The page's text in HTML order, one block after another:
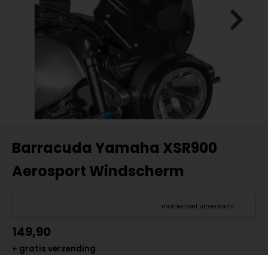
Barracuda Yamaha XSR900
Aerosport Windscherm
momenteel uitverkocht
149,90
+ gratis verzending